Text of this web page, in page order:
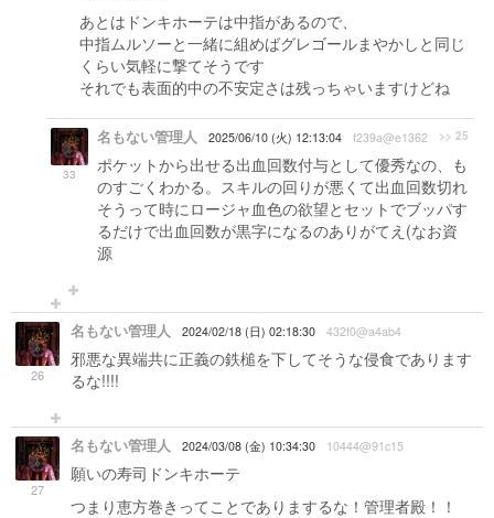
あとはドンキホーテは中指があるので、
中指ムルソーと一緒に組めばグレゴールまやかしと同じ
くらい気軽に撃てそうです
それでも表面的中の不安定さは残っちゃいますけどね
33
名もない管理人 2025/06/10 (火) 12:13:04 f239a@e1362 >> 25
ポケットから出せる出血回数付与として優秀なの、も
のすごくわかる。スキルの回りが悪くて出血回数切れ
そうって時にロージャ血色の欲望とセットでブッパす
るだけで出血回数が黒字になるのありがてえ(なお資
源
26
名もない管理人 2024/02/18 (日) 02:18:30 432f0@a4ab4
邪悪な異端共に正義の鉄槌を下してそうな侵食であります
るな!!!!
27
名もない管理人 2024/03/08 (金) 10:34:30 10444@91c15
願いの寿司ドンキホーテ
つまり恵方巻きってことでありまするな！管理者殿！！